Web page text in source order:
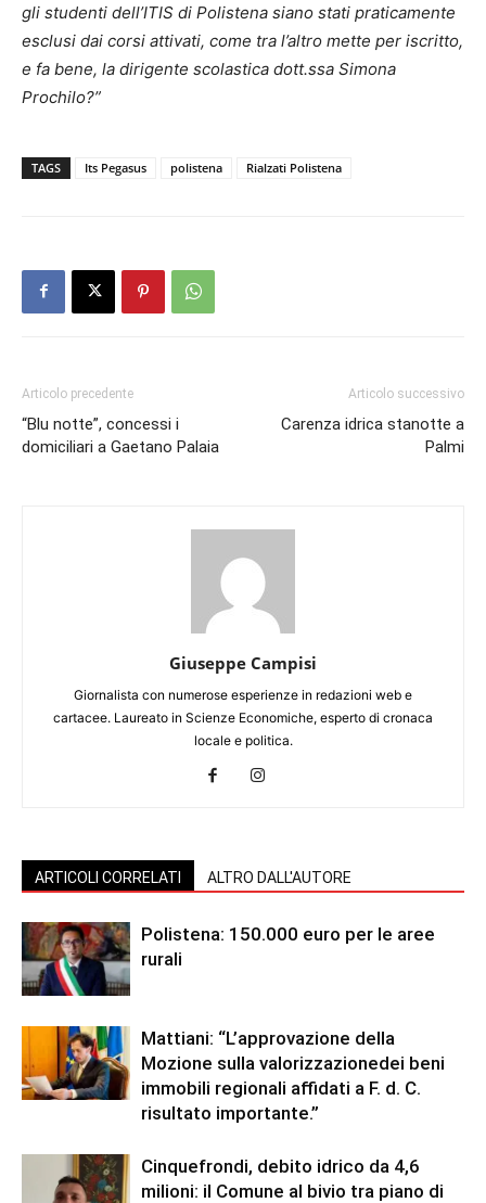
gli studenti dell’ITIS di Polistena siano stati praticamente
esclusi dai corsi attivati, come tra l’altro mette per iscritto,
e fa bene, la dirigente scolastica dott.ssa Simona
Prochilo?”
TAGS Its Pegasus polistena Rialzati Polistena
Articolo precedente
“Blu notte”, concessi i
domiciliari a Gaetano Palaia
Articolo successivo
Carenza idrica stanotte a
Palmi
Giuseppe Campisi
Giornalista con numerose esperienze in redazioni web e
cartacee. Laureato in Scienze Economiche, esperto di cronaca
locale e politica.
ARTICOLI CORRELATI ALTRO DALL'AUTORE
Polistena: 150.000 euro per le aree
rurali
Mattiani: “L’approvazione della
Mozione sulla valorizzazionedei beni
immobili regionali affidati a F. d. C.
risultato importante.”
Cinquefrondi, debito idrico da 4,6
milioni: il Comune al bivio tra piano di